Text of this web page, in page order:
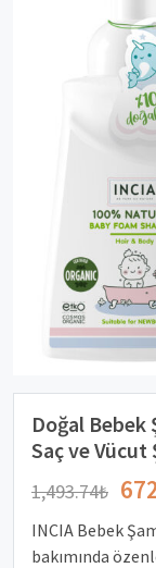
Doğal Bebek
Saç ve Vücut
1,493.74₺
INCIA Bebek
bakımında